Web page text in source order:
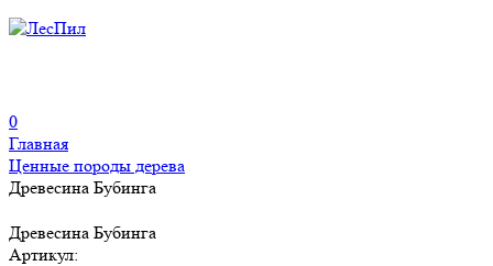
0
Главная
Ценные породы дерева
Древесина Бубинга
Древесина Бубинга
Артикул: